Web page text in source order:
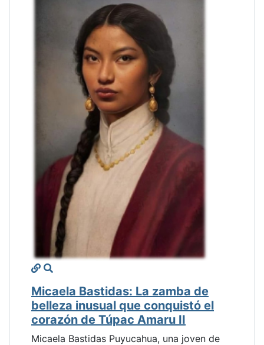
Micaela Bastidas: La zamba de
belleza inusual que conquistó el
corazón de Túpac Amaru II
Micaela Bastidas Puyucahua, una joven de